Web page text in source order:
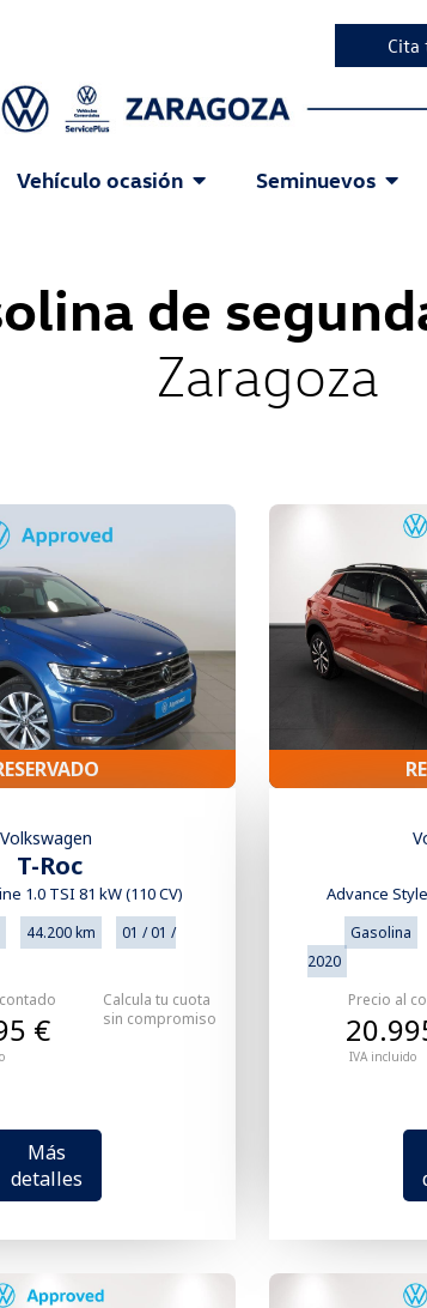
Cita
Vehículo ocasión Seminuevos
de
Zaragoza
Volkswagen
T-Roc
1.0 TSI 81 kW (110 CV)
44.200 km 01 / 01 /
€
Más
detalles
Calcula tu cuota
sin compromiso
Advance
Gasolina
2020
Precio al
IVA incluido